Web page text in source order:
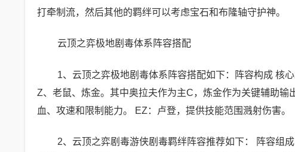
打牵制流，然后其他的羁绊可以考虑宝石和布隆轴守护神。
云顶之弈极地剧毒体系阵容搭配
1、云顶之弈极地剧毒体系阵容搭配如下：阵容构成 核
Z、老鼠、炼金。其中奥拉夫作为主C，炼金作为关键辅助
血、攻速和限制能力。 EZ：卢登，提供技能范围溅射伤害。
2、云顶之弈剧毒游侠剧毒羁绊阵容推荐如下： 阵容组